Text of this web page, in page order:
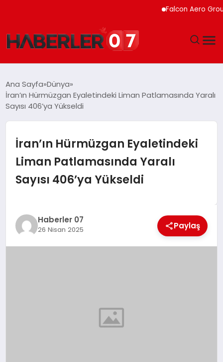
Falcon Aero Group,
EKONOMI
TEKNOLOJI
MAGAZIN
Ana Sayfa Dünya
İran’ın Hürmüzgan Eyaletindeki Liman Patlamasında Yaralı
Sayısı 406’ya Yükseldi
İran’ın Hürmüzgan Eyaletindeki
Liman Patlamasında Yaralı
Sayısı 406’ya Yükseldi
Haberler 07
26 Nisan 2025 Paylaş